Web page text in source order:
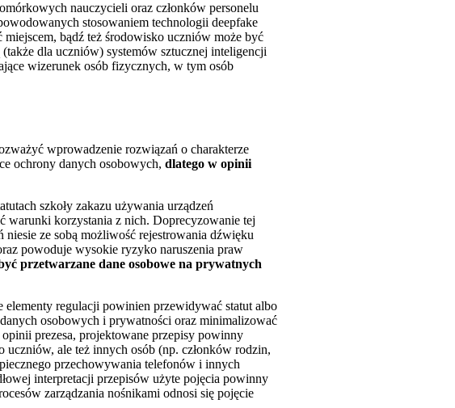
nauczycieli oraz członków personelu
stosowaniem technologii deepfake
miejscem, bądź też środowisko uczniów może być
dla uczniów) systemów sztucznej inteligencji
wizerunek osób fizycznych, w tym osób
wprowadzenie rozwiązań o charakterze
ochrony danych osobowych, dlatego w opinii
szkoły zakazu używania urządzeń
korzystania z nich. Doprecyzowanie tej
ze sobą możliwość rejestrowania dźwięku
powoduje wysokie ryzyko naruszenia praw
przetwarzane dane osobowe na prywatnych
regulacji powinien przewidywać statut albo
osobowych i prywatności oraz minimalizować
prezesa, projektowane przepisy powinny
ale też innych osób (np. członków rodzin,
przechowywania telefonów i innych
interpretacji przepisów użyte pojęcia powinny
zarządzania nośnikami odnosi się pojęcie